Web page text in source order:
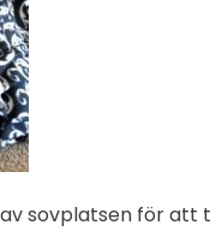
sovplatsen för